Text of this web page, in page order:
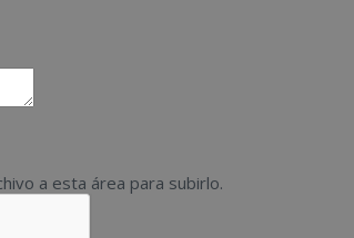
a esta área para subirlo.